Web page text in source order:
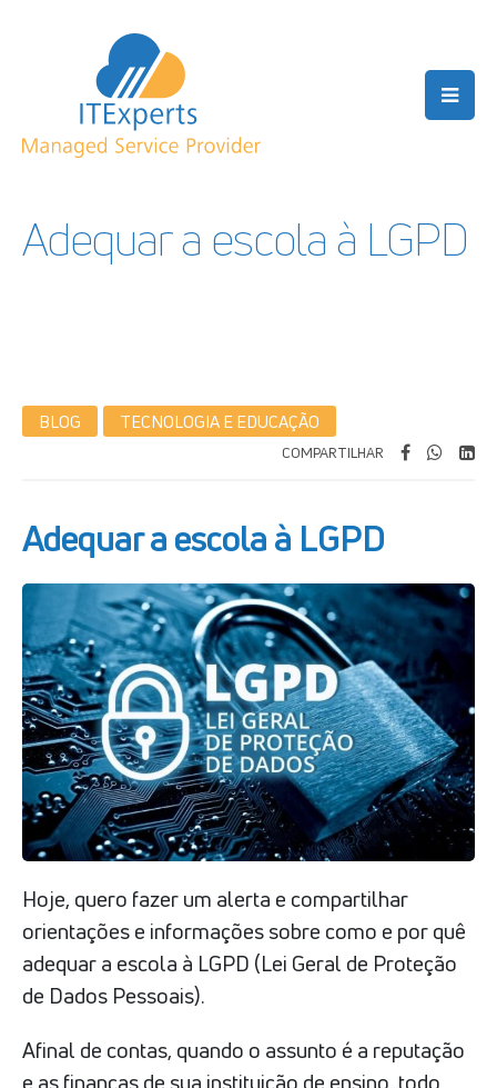
Adequar a escola à LGPD
BLOG TECNOLOGIA E EDUCAÇÃO
COMPARTILHAR
Adequar a escola à LGPD
Hoje, quero fazer um alerta e compartilhar
orientações e informações sobre como e por quê
adequar a escola à LGPD (Lei Geral de Proteção
de Dados Pessoais).
Afinal de contas, quando o assunto é a reputação
e as finanças de sua instituição de ensino, todo